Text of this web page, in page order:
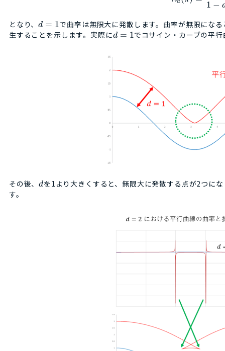
d
1 −
となり、d = 1で曲率は無限大に発散します。曲率が無限にな
生することを示します。実際にd = 1でコサイン・カーブの平
その後、dを1より大きくすると、無限大に発散する点が2つに
す。